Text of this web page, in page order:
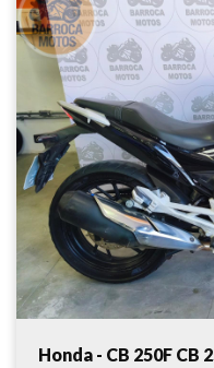
Honda - CB 250F CB